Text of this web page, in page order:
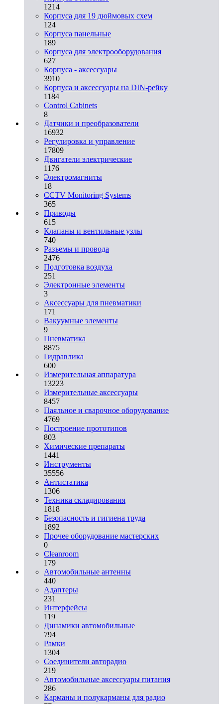
1214
Корпуса для 19 дюймовых схем
124
Корпуса панельные
189
Корпуса для электрооборудования
627
Корпуса - аксессуары
3910
Корпуса и аксессуары на DIN-рейку
1184
Control Cabinets
8
Датчики и преобразователи
16932
Регулировка и управление
17809
Двигатели электрические
1176
Электромагниты
18
CCTV Monitoring Systems
365
Приводы
615
Клапаны и вентильные узлы
740
Разъемы и провода
2476
Подготовка воздуха
251
Электронные элементы
3
Аксессуары для пневматики
171
Вакуумные элементы
9
Пневматика
8875
Гидравлика
600
Измерительная аппаратура
13223
Измерительные аксессуары
8457
Паяльное и сварочное оборудование
4769
Построение прототипов
803
Химические препараты
1441
Инструменты
35556
Aнтистатика
1306
Техника складирования
1818
Безопасность и гигиена труда
1892
Прочее оборудование мастерских
0
Cleanroom
179
Автомобильные антенны
440
Адаптеры
231
Интерфейсы
119
Динамики автомобильные
794
Рамки
1304
Соединители авторадио
219
Автомобильные аксессуары питания
286
Карманы и полукарманы для радио